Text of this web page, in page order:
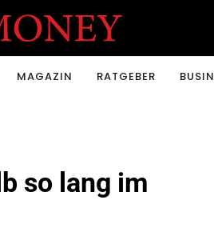
MAGAZIN RATGEBER
so lang im